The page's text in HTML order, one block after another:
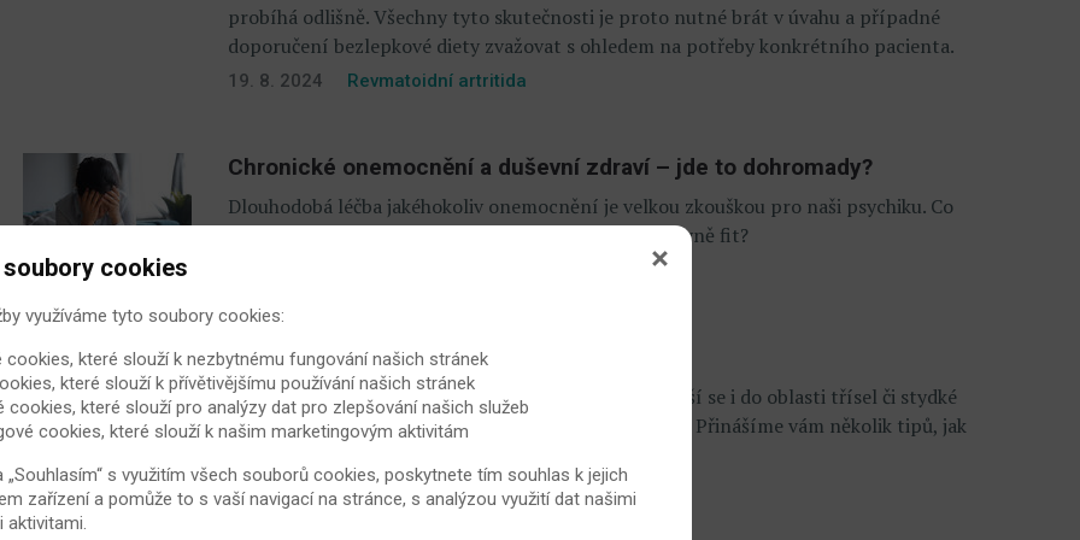
probíhá odlišně. Všechny tyto skutečnosti je proto nutné brát v úvahu a případné
doporučení bezlepkové diety zvažovat s ohledem na potřeby konkrétního pacienta.
19. 8. 2024 Revmatoidní artritida
Chronické onemocnění a duševní zdraví – jde to dohromady?
Dlouhodobá léčba jakéhokoliv onemocnění je velkou zkouškou pro naši psychiku. Co
můžeme udělat pro to, abychom byli co nejvíce duševně fit?
Co dělat, když vás bolí v kříži?
Sužuje vás bolest hýždí a zadní strany stehen? Přenáší se i do oblasti třísel či stydké
spony? Komplikuje vám tato bolest váš běžný pohyb? Přinášíme vám několik tipů, jak
13. 5. 2023 Bechtěrevova nemoc
cookies
využíváme tyto soubory cookies:
cookies, které slouží k nezbytnému fungování našich stránek
které slouží k přívětivějšímu používání našich stránek
cookies, které slouží pro analýzy dat pro zlepšování našich služeb
cookies, které slouží k našim marketingovým aktivitám
„Souhlasím“ s využitím všech souborů cookies, poskytnete tím souhlas k jejich
zařízení a pomůže to s vaší navigací na stránce, s analýzou využití dat našimi
aktivitami.